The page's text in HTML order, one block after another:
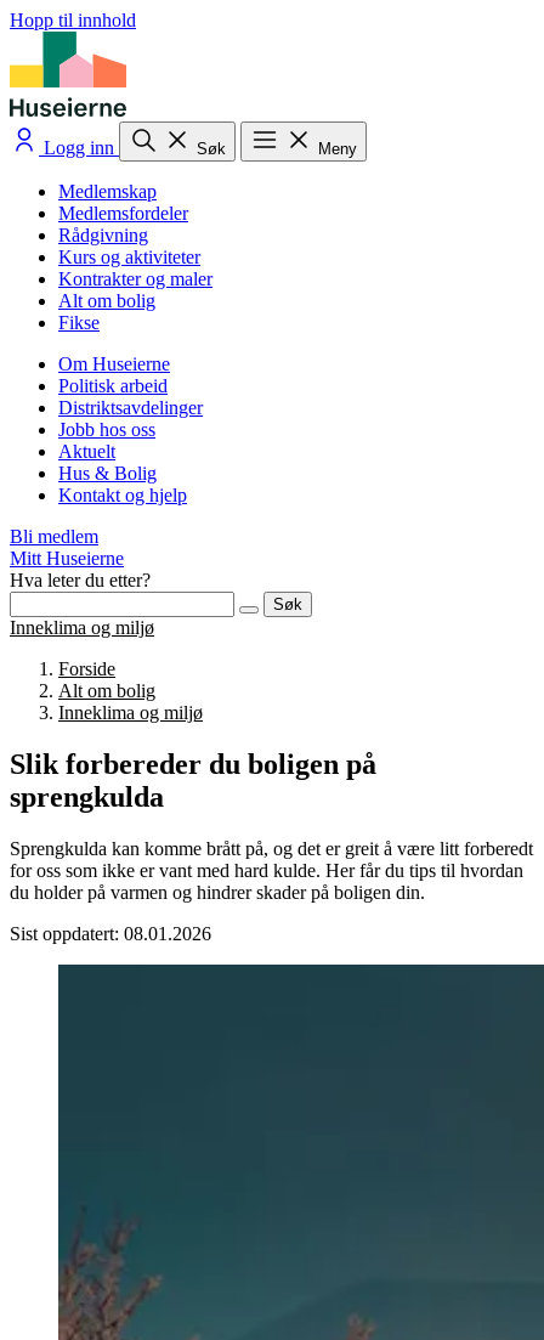
Hopp til innhold
Logg inn Søk Meny
Medlemskap
Medlemsfordeler
Rådgivning
Kurs og aktiviteter
Kontrakter og maler
Alt om bolig
Fikse
Om Huseierne
Politisk arbeid
Distriktsavdelinger
Jobb hos oss
Aktuelt
Hus & Bolig
Kontakt og hjelp
Bli medlem
Mitt Huseierne
Hva leter du etter?
Søk
Inneklima og miljø
Forside
Alt om bolig
Inneklima og miljø
Slik forbereder du boligen på
sprengkulda
Sprengkulda kan komme brått på, og det er greit å være litt forberedt
for oss som ikke er vant med hard kulde. Her får du tips til hvordan
du holder på varmen og hindrer skader på boligen din.
Sist oppdatert: 08.01.2026